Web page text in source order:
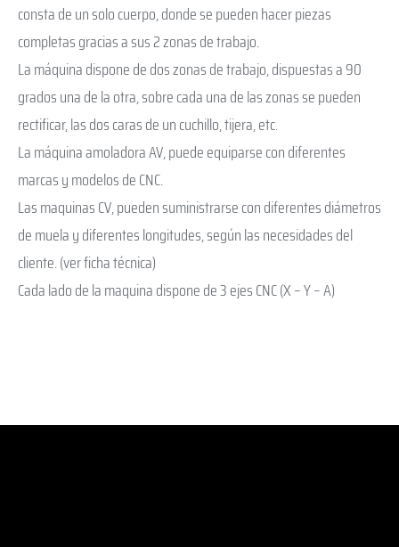
consta de un solo cuerpo, donde se pueden hacer piezas
completas gracias a sus 2 zonas de trabajo.
La máquina dispone de dos zonas de trabajo, dispuestas a 90
grados una de la otra, sobre cada una de las zonas se pueden
rectificar, las dos caras de un cuchillo, tijera, etc.
La máquina amoladora AV, puede equiparse con diferentes
marcas y modelos de CNC.
Las maquinas CV, pueden suministrarse con diferentes diámetros
de muela y diferentes longitudes, según las necesidades del
cliente. (ver ficha técnica)
Cada lado de la maquina dispone de 3 ejes CNC (X – Y – A)